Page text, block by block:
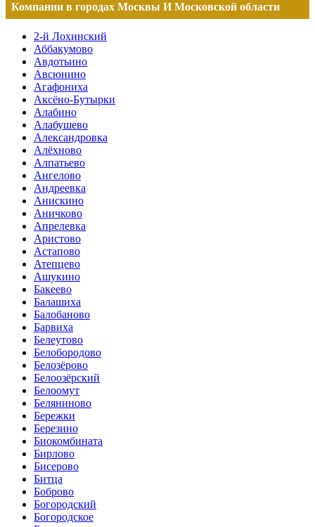
Компании в городах Москвы И Московской области
2-й Лохинский
Аббакумово
Авдотьино
Авсюнино
Агафониха
Аксёно-Бутырки
Алабино
Алабушево
Александровка
Алёхново
Алпатьево
Ангелово
Андреевка
Анискино
Аничково
Апрелевка
Аристово
Астапово
Атепцево
Ашукино
Бакеево
Балашиха
Балобаново
Барвиха
Белеутово
Белобородово
Белозёрово
Белоозёрский
Белоомут
Беляниново
Бережки
Березино
Биокомбината
Бирлово
Бисерово
Битца
Боброво
Богородский
Богородское